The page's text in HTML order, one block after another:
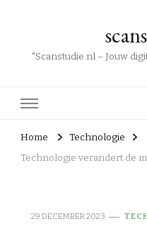
"Scanstudie.nl – Jouw
Home
Technologie
Technologie verandert de
29 DECEMBER 2023